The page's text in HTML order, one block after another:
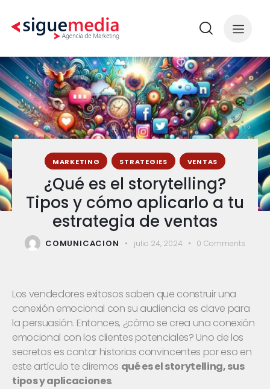
MARKETING STRATEGIES VENTAS
¿Qué es el storytelling?
Tipos y cómo aplicarlo a tu
estrategia de ventas
COMUNICACION julio 24, 2024 0 Comments
Los vendedores exitosos saben que construir una
conexión emocional con su audiencia es clave para
la persuasión. Entonces, ¿cómo se crea una conexión
emocional con los clientes potenciales? Uno de los
secretos es contar historias convincentes por eso en
este artículo te diremos qué es el storytelling, sus
tipos y aplicaciones.